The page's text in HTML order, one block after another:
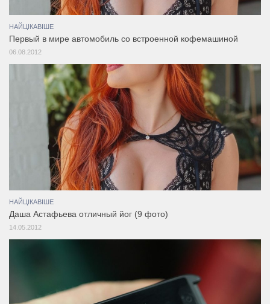
НАЙЦІКАВІШЕ
Первый в мире автомобиль со встроенной кофемашиной
06.08.2012
НАЙЦІКАВІШЕ
Даша Астафьева отличный йог (9 фото)
14.05.2012